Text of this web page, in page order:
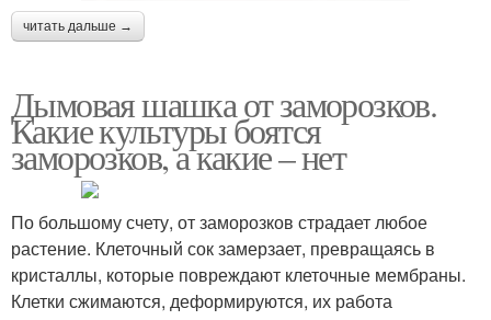
читать дальше →
Дымовая шашка от заморозков.
Какие культуры боятся
заморозков, а какие – нет
По большому счету, от заморозков страдает любое
растение. Клеточный сок замерзает, превращаясь в
кристаллы, которые повреждают клеточные мембраны.
Клетки сжимаются, деформируются, их работа